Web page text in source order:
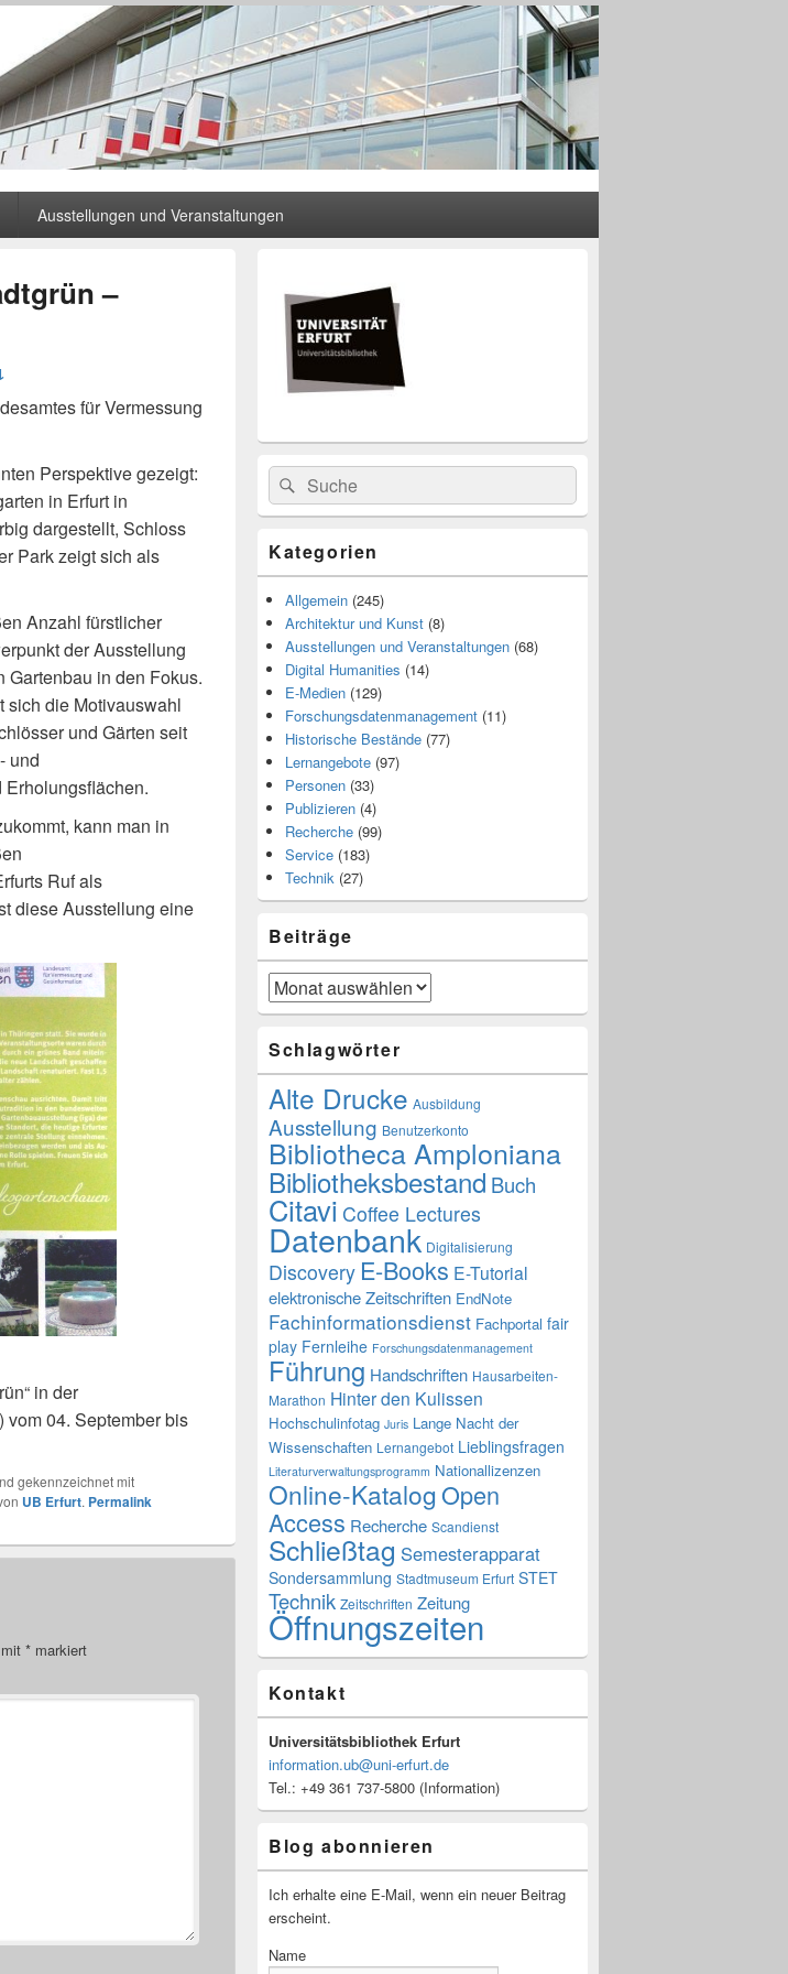
Ausstellungen und Veranstaltungen
–
für Vermessung
Perspektive gezeigt:
in Erfurt in
dargestellt, Schloss
Park zeigt sich als
Anzahl fürstlicher
der Ausstellung
Gartenbau in den Fokus.
sich die Motivauswahl
und Gärten seit
und
kann man in
Ruf als
diese Ausstellung eine
in der
04. September bis
gekennzeichnet mit
UB Erfurt. Permalink
* markiert
Widget-
Bereich
Search
for:
Suche
Kategorien
Allgemein (245)
Architektur und Kunst (8)
Ausstellungen und Veranstaltungen (68)
Digital Humanities (14)
E-Medien (129)
Forschungsdatenmanagement (11)
Historische Bestände (77)
Lernangebote (97)
Personen (33)
Publizieren (4)
Recherche (99)
Service (183)
Technik (27)
Beiträge
Beiträge
Schlagwörter
Alte Drucke Ausbildung
Ausstellung Benutzerkonto
Bibliotheca Amploniana
Bibliotheksbestand Buch
Citavi Coffee Lectures
Datenbank Digitalisierung
Discovery E-Books E-Tutorial
elektronische Zeitschriften EndNote
Fachinformationsdienst Fachportal fair
play Fernleihe Forschungsdatenmanagement
Führung Handschriften Hausarbeiten-
Marathon Hinter den Kulissen
Hochschulinfotag Juris Lange Nacht der
Wissenschaften Lernangebot Lieblingsfragen
Literaturverwaltungsprogramm Nationallizenzen
Online-KatalogOpen
Access Recherche Scandienst
Schließtag Semesterapparat
Sondersammlung Stadtmuseum Erfurt STET
Technik Zeitschriften Zeitung
Öffnungszeiten
Kontakt
Universitätsbibliothek Erfurt
information.ub@uni-erfurt.de
Tel.: +49 361 737-5800 (Information)
Blog abonnieren
Ich erhalte eine E-Mail, wenn ein neuer Beitrag
erscheint.
Name